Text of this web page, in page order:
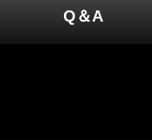
Q＆A